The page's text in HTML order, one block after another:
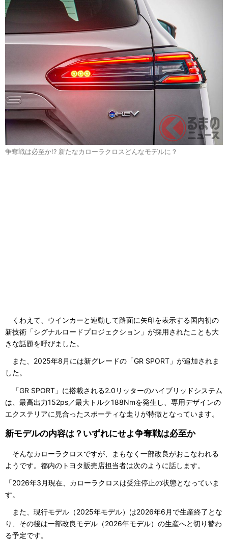
争奪戦は必至か!? 新たなカローラクロスどんなモデルに？
くわえて、ウインカーと連動して路面に矢印を表示する国内初の
新技術「シグナルロードプロジェクション」が採用されたことも大
きな話題を呼びました。
また、2025年8月には新グレードの「GR SPORT」が追加されま
した。
「GR SPORT」に搭載される2.0リッターのハイブリッドシステム
は、最高出力152ps／最大トルク188Nmを発生し、専用デザインの
エクステリアに見合ったスポーティな走りが特徴となっています。
新モデルの内容は？いずれにせよ争奪戦は必至か
そんなカローラクロスですが、まもなく一部改良がおこなわれる
ようです。都内のトヨタ販売店担当者は次のように話します。
「2026年3月現在、カローラクロスは受注停止の状態となっていま
す。
また、現行モデル（2025年モデル）は2026年6月で生産終了とな
り、その後は一部改良モデル（2026年モデル）の生産へと切り替わ
る予定です。